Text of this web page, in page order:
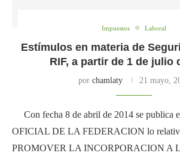
Impuestos Laboral
Estímulos en materia de
RIF, a partir de 1 de julio
por chamlaty 21 mayo,
Con fecha 8 de abril de 2014 se publica
OFICIAL DE LA FEDERACION lo
PROMOVER LA INCORPORACION A